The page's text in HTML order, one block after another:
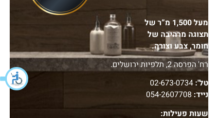
מעל 1,500 מ”ר של
תצוגה מרהיבה של
חומר, צבע וצורה.
רח' הפרסה 2, תלפיות ירושלים.
טל': 02-673-0734
נייד: 054-2607708
שעות פעילות: